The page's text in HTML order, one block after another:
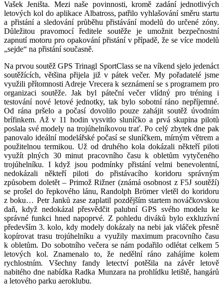
Vašek Jeništa. Mezi naše povinnosti, kromě zadání jednotlivých
letových kol do aplikace Albatross, patřilo vyhlašování směru startu
a přistání a sledování průběhu přistávání modelů do určené zóny.
Důležitou pravomocí ředitele soutěže je umožnit bezpečnostní
zapnutí motoru pro opakování přistání v případě, že se více modelů
„sejde“ na přistání současně.
Na prvou soutěž GPS Trinagl SportClass se na víkend sjelo jedenáct
soutěžících, většina přijela již v pátek večer. My pořadatelé jsme
využili přítomnosti Adreje Vrecera k seznámení se s programem pro
organizaci soutěže. Jak byl páteční večer vlídný pro tréning i
testování nové letové jednotky, tak bylo sobotní ráno nepříjemné.
Od rána pršelo a počasí dovolilo pouze zahájit soutěž úvodním
brífinkem. Až v 11 hodin vysvitlo sluníčko a prvá skupina pilotů
poslala své modely na trojúhelníkovou trať. Po celý zbytek dne pak
panovalo ideální modelářské počasí se sluníčkem, mírným větrem a
použitelnou termikou. Už od druhého kola dokázali někteří piloti
využít plných 30 minut pracovního času k obletům vytyčeného
trojúhelníku. I když jsou podmínky přistání velmi benevolentní,
nedokázali někteří piloti do přistávacího koridoru správným
způsobem doletět – Primož Rižner (známá osobnost z F5J soutěží)
se prošel do řepkového lánu, Randolph Brömer vletěl do koridoru
z boku… Petr Janků zase zaplatil pozdějším startem nováčkovskou
daň, když nedokázal přesvědčit palubní GPS svého modelu ke
správné funkci hned napoprvé. Z pohledu diváků bylo exkluzívní
především 3. kolo, kdy modely dokázaly na nebi jak vláček přesně
kopírovat trasu trojúhelníku a využily maximum pracovního času
k obletům. Do sobotního večera se nám podařilo odlétat celkem 5
letových kol. Znamenalo to, že nedělní ráno zahájíme kolem
rychlostním. Všechny fandy letectví potěšila na závěr letově
nabitého dne nabídka Radka Munzara na prohlídku letiště, hangárů
a letového parku aeroklubu.